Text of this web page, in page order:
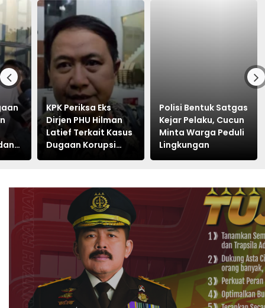
KPK Periksa Eks
Dirjen PHU Hilman
Latief Terkait Kasus
Dugaan Korupsi
Kuota Haji Khusus
Polisi Bentuk Satgas
Kejar Pelaku, Cucun
Minta Warga Peduli
Lingkungan